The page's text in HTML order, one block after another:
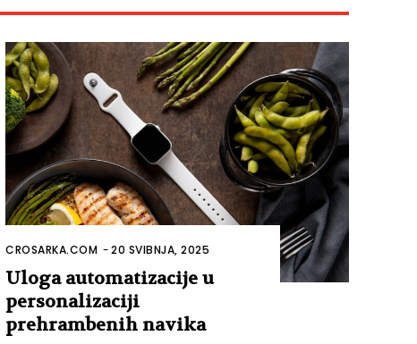
CROSARKA.COM -20 SVIBNJA, 2025
Uloga automatizacije u
personalizaciji
prehrambenih navika